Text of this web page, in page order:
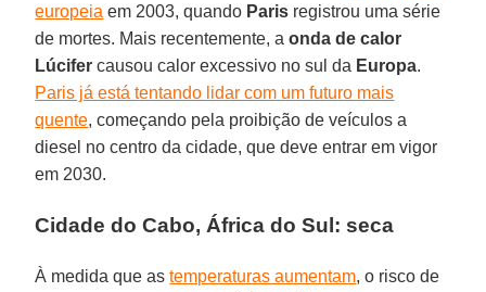
europeia em 2003, quando Paris registrou uma série
de mortes. Mais recentemente, aonda de calor
Lúcifer causou calor excessivo no sul da Europa.
Paris já está tentando lidar com um futuro mais
quente, começando pela proibição de veículos a
diesel no centro da cidade, que deve entrar em vigor
em 2030.
Cidade do Cabo, África do Sul: seca
À medida que astemperaturas aumentam, o risco de